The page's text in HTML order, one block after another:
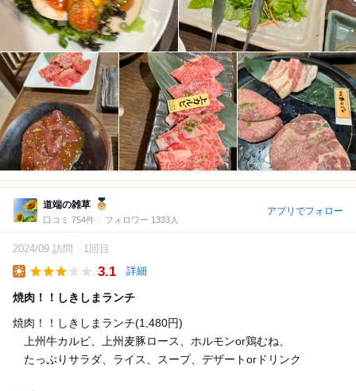
道端の雑草
口コミ 754件 フォロワー 1333人
アプリでフォロー
2024/09 訪問 1回目
3.1 詳細
焼肉！！しきしまランチ
焼肉！！しきしまランチ(1,480円)
上州牛カルビ、上州麦豚ロース、ホルモンor鶏むね、
たっぷりサラダ、ライス、スープ、デザートorドリンク